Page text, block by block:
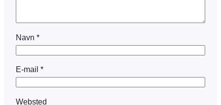
Navn *
E-mail *
Websted